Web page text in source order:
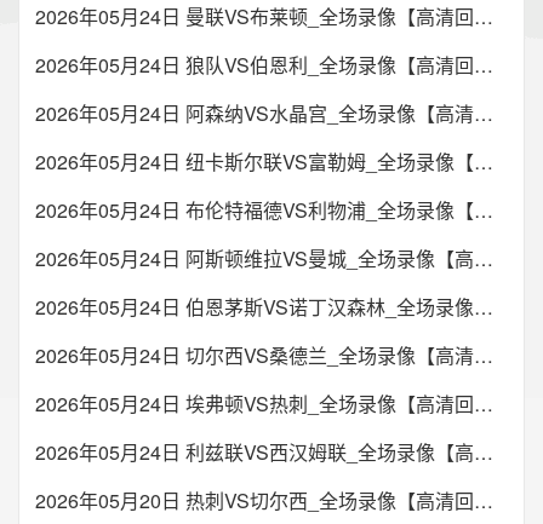
2026年05月24日 曼联VS布莱顿_全场录像【高清回放】
2026年05月24日 狼队VS伯恩利_全场录像【高清回放】
2026年05月24日 阿森纳VS水晶宫_全场录像【高清回放】
2026年05月24日 纽卡斯尔联VS富勒姆_全场录像【高清回放】
2026年05月24日 布伦特福德VS利物浦_全场录像【高清回放】
2026年05月24日 阿斯顿维拉VS曼城_全场录像【高清回放】
2026年05月24日 伯恩茅斯VS诺丁汉森林_全场录像【高清回放】
2026年05月24日 切尔西VS桑德兰_全场录像【高清回放】
2026年05月24日 埃弗顿VS热刺_全场录像【高清回放】
2026年05月24日 利兹联VS西汉姆联_全场录像【高清回放】
2026年05月20日 热刺VS切尔西_全场录像【高清回放】